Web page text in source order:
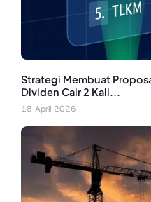
Strategi Membuat
Dividen Cair 2 Kali...
18 April 2026